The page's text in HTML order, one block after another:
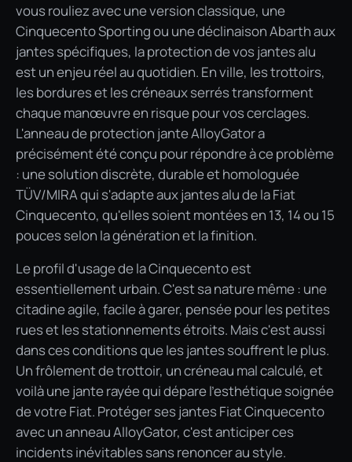
vous rouliez avec une version classique, une
Cinquecento Sporting ou une déclinaison Abarth aux
jantes spécifiques, la protection de vos jantes alu
est un enjeu réel au quotidien. En ville, les trottoirs,
les bordures et les créneaux serrés transforment
chaque manœuvre en risque pour vos cerclages.
L'anneau de protection jante AlloyGator a
précisément été conçu pour répondre à ce problème
: une solution discrète, durable et homologuée
TÜV/MIRA qui s'adapte aux jantes alu de la Fiat
Cinquecento, qu'elles soient montées en 13, 14 ou 15
pouces selon la génération et la finition.
Le profil d'usage de la Cinquecento est
essentiellement urbain. C'est sa nature même : une
citadine agile, facile à garer, pensée pour les petites
rues et les stationnements étroits. Mais c'est aussi
dans ces conditions que les jantes souffrent le plus.
Un frôlement de trottoir, un créneau mal calculé, et
voilà une jante rayée qui dépare l'esthétique soignée
de votre Fiat. Protéger ses jantes Fiat Cinquecento
avec un anneau AlloyGator, c'est anticiper ces
incidents inévitables sans renoncer au style.